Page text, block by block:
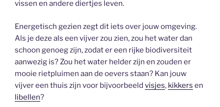
vissen en andere diertjes leven.
Energetisch gezien zegt dit iets over jouw omgeving.
Als je deze als een vijver zou zien, zou het water dan
schoon genoeg zijn, zodat er een rijke biodiversiteit
aanwezig is? Zou het water helder zijn en zouden er
mooie rietpluimen aan de oevers staan? Kan jouw
vijver een thuis zijn voor bijvoorbeeld visjes, kikkers en
libellen?